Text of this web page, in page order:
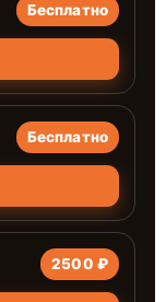
Бесплатно
Бесплатно
2500 ₽